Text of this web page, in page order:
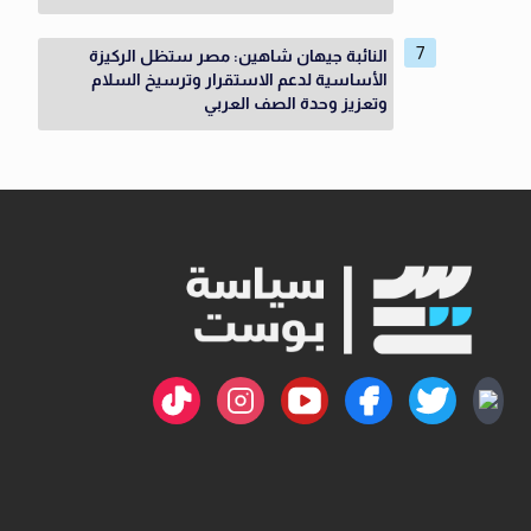
النائبة جيهان شاهين: مصر ستظل الركيزة
الأساسية لدعم الاستقرار وترسيخ السلام
وتعزيز وحدة الصف العربي